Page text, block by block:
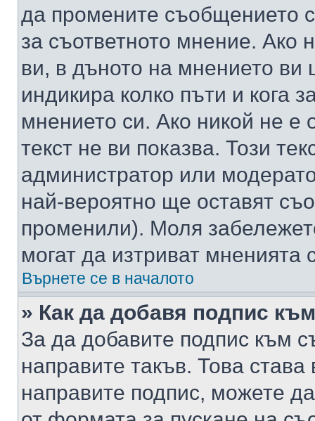
да промените съобщението
за съответното мнение. Ако
ви, в дъното на мнението ви
индикира колко пъти и кога
мнението си. Ако никой не е
текст не ви показва. Този
администратор или
най-вероятно ще оставят
променили). Моля
могат да изтриват мненията
Върнете се в началото
» Как да добавя подпис
За да добавите подпис към
направите такъв. Това
направите подпис, можете